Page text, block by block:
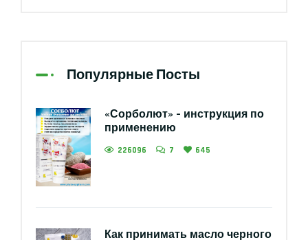
Популярные Посты
«Сорболют» – инструкция по
применению
226096 7 645
Как принимать масло черного